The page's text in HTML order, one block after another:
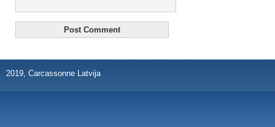
2019, Carcassonne Latvija